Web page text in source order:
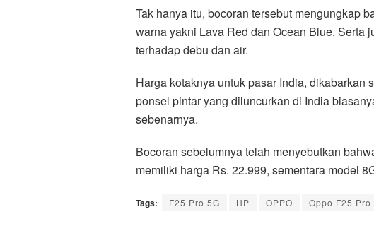
Tak hanya itu, bocoran tersebut mengungkap
warna yakni Lava Red dan Ocean Blue. Serta
terhadap debu dan air.
Harga kotaknya untuk pasar India, dikabarkan
ponsel pintar yang diluncurkan di India
sebenarnya.
Bocoran sebelumnya telah menyebutkan
memiliki harga Rs. 22.999, sementara model
Tags: F25 Pro 5G HP OPPO Oppo F25 Pro